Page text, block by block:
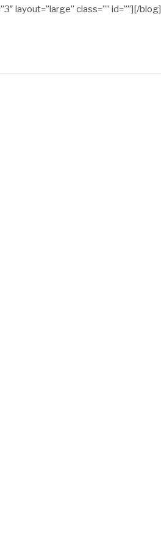
layout=”large” class=”” id=””][/blog]